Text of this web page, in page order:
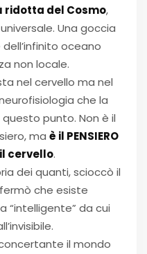
ridotta del Cosmo,
Una goccia
oceano
non locale.
nel cervello ma nel
che la
punto. Non è il
ma è il PENSIERO
il cervello.
dei quanti, scioccò il
che esiste
“intelligente” da cui
il mondo